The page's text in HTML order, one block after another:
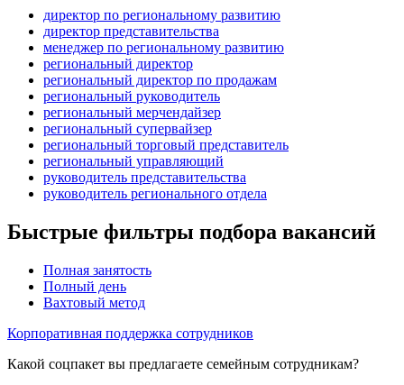
директор по региональному развитию
директор представительства
менеджер по региональному развитию
региональный директор
региональный директор по продажам
региональный руководитель
региональный мерчендайзер
региональный супервайзер
региональный торговый представитель
региональный управляющий
руководитель представительства
руководитель регионального отдела
Быстрые фильтры подбора вакансий
Полная занятость
Полный день
Вахтовый метод
Корпоративная поддержка сотрудников
Какой соцпакет вы предлагаете семейным сотрудникам?